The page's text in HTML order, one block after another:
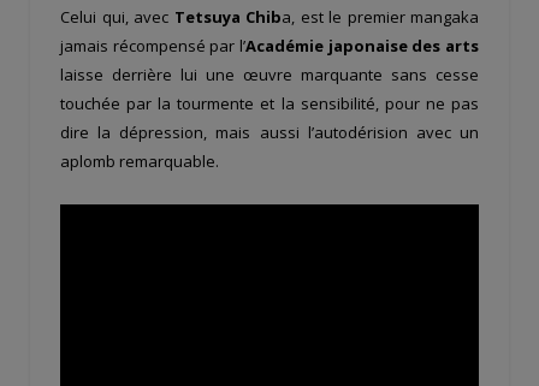
Celui qui, avec Tetsuya Chiba, est le premier mangaka
jamais récompensé par l’Académie japonaise des arts
laisse derrière lui une œuvre marquante sans cesse
touchée par la tourmente et la sensibilité, pour ne pas
dire la dépression, mais aussi l’autodérision avec un
aplomb remarquable.